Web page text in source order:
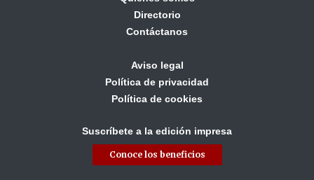
Directorio
Contáctanos
Aviso legal
Política de privacidad
Política de cookies
Suscríbete a la edición impresa
Conoce los beneficios